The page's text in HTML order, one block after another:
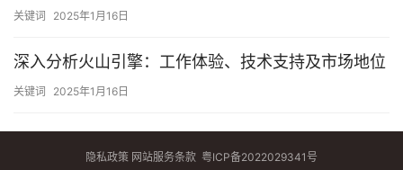
关键词 2025年1月16日
深入分析火山引擎：工作体验、技术支持及市场地位
关键词 2025年1月16日
隐私政策 网站服务条款 粤ICP备2022029341号